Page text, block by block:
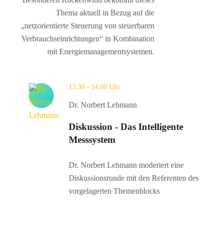
Thema aktuell in Bezug auf die
„netzorientierte Steuerung von steuerbaren
Verbrauchseinrichtungen“ in Kombination
mit Energiemanagementsystemen.
13.30 - 14.00 Uhr
Dr. Norbert Lehmann
Diskussion - Das Intelligente
Messsystem
Dr. Norbert Lehmann moderiert eine
Diskussionsrunde mit den Referenten des
vorgelagerten Themenblocks